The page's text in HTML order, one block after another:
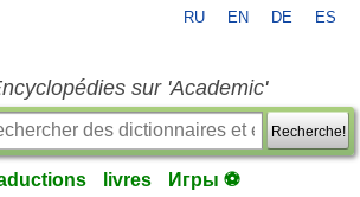
RU EN DE ES
sur 'Academic'
Recherche!
livres Игры ⚽